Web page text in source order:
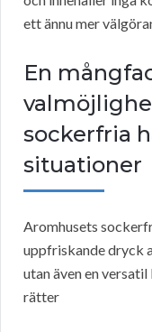
ett ännu mer
En
sockerfria
situationer
Aromhusets
uppfriskande dryck
utan även en
rätter